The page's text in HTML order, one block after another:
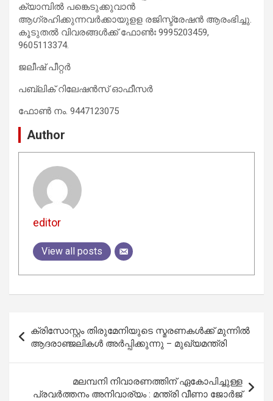
ക്യാമ്പിൽ പങ്കെടുക്കുവാൻ
ആഗ്രഹിക്കുന്നവർക്കായുളള രജിസ്ട്രേഷൻ ആരംഭിച്ചു.
കൂടുതൽ വിവരങ്ങൾക്ക് ഫോൺഃ 9995203459,
9605113374.
ജലീഷ് പീറ്റര്‍
പബ്ലിക് റിലേഷന്‍സ് ഓഫീസര്‍
ഫോണ്‍ നം. 9447123075
Author
editor
View all posts
navigation
ക്രിസോസ്റ്റം തിരുമേനിയുടെ സ്മരണകൾക്ക് മുന്നിൽ
ആദരാഞ്ജലികൾ അർപ്പിക്കുന്നു – മുഖ്യമന്ത്രി
മലമ്പനി നിവാരണത്തിന് ഏകോപിച്ചുള്ള
പ്രവര്‍ത്തനം അനിവാര്യം : മന്ത്രി വീണാ ജോര്‍ജ്